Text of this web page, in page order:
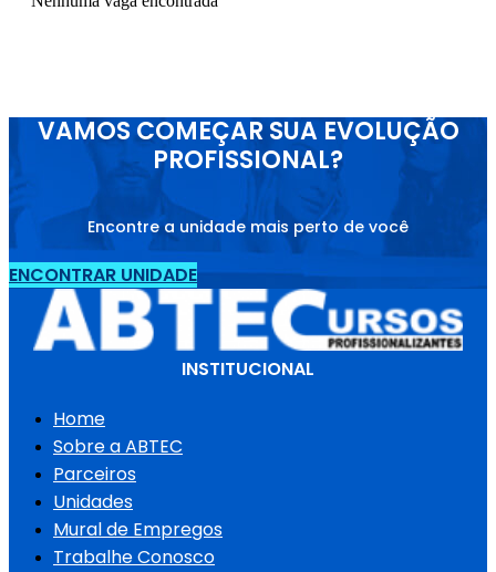
VAMOS COMEÇAR SUA EVOLUÇÃO
PROFISSIONAL?
Encontre a unidade mais perto de você
ENCONTRAR UNIDADE
INSTITUCIONAL
Home
Sobre a ABTEC
Parceiros
Unidades
Mural de Empregos
Trabalhe Conosco